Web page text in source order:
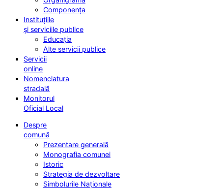
Componența
Instituțiile
și serviciile publice
Educația
Alte servicii publice
Servicii
online
Nomenclatura
stradală
Monitorul
Oficial Local
Despre
comună
Prezentare generală
Monografia comunei
Istoric
Strategia de dezvoltare
Simbolurile Naționale